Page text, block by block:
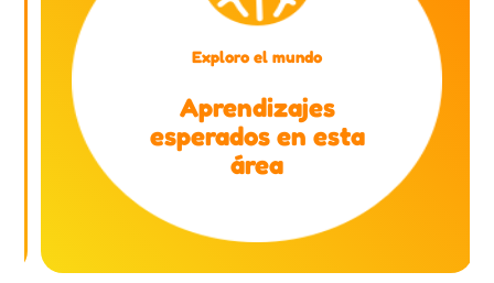
Exploro el mundo
Aprendizajes
esperados en esta
área